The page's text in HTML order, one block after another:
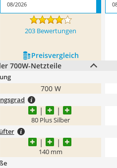
08/2026
203 Bewertungen
Preis­vergleich
700W-Netzteile
700 W
80 Plus Silber
140 mm